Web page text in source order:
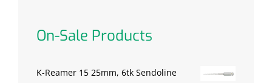
On-Sale Products
K-Reamer 15 25mm, 6tk Sendoline